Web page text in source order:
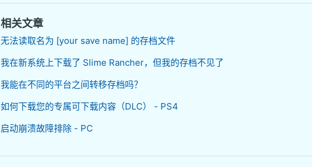
相关文章
无法读取名为 [your save name] 的存档文件
我在新系统上下载了 Slime Rancher，但我的存档不见了
我能在不同的平台之间转移存档吗？
如何下载您的专属可下载内容（DLC） - PS4
启动崩溃故障排除 - PC